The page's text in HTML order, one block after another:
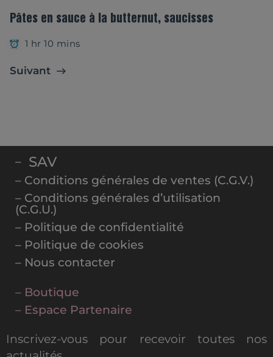
Pâtes en sauce à la butternut, saucisses
1 hr 10 mins
Suivant
– SAV
– Conditions générales de ventes (C.G.V.)
– Conditions générales d’utilisation
(C.G.U.)
– Politique de confidentialité
– Politique de cookies
– Nous contacter
– Boutique
– Espace Partenaire
Inscrivez-vous pour recevoir toutes nos